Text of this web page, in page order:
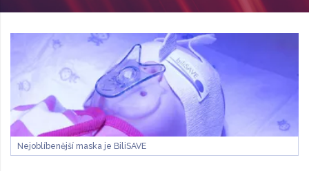
Nejoblíbenější maska je BiliSAVE